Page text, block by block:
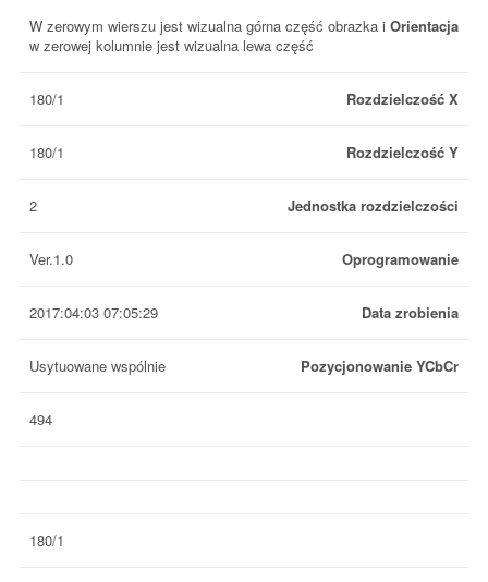
Orientacja
W zerowym wierszu jest wizualna górna część obrazka i
w zerowej kolumnie jest wizualna lewa część
Rozdzielczość X
180/1
Rozdzielczość Y
180/1
Jednostka rozdzielczości
2
Oprogramowanie
Ver.1.0
Data zrobienia
2017:04:03 07:05:29
Pozycjonowanie YCbCr
Usytuowane wspólnie
494
180/1